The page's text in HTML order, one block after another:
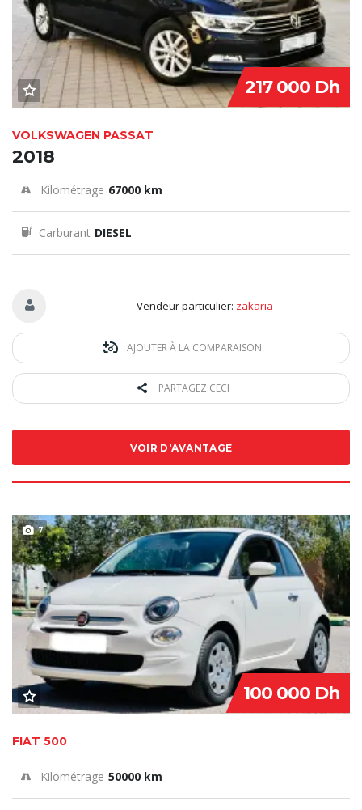
217 000 Dh
VOLKSWAGEN PASSAT
2018
Kilométrage 67000 km
Carburant DIESEL
Vendeur particulier: zakaria
AJOUTER À LA COMPARAISON
PARTAGEZ CECI
VOIR D'AVANTAGE
7 SPECIAL
100 000 Dh
FIAT 500
Kilométrage 50000 km